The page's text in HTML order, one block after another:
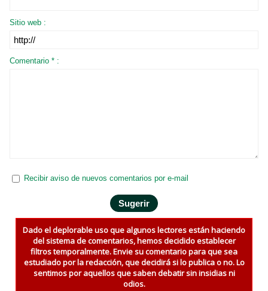
Sitio web :
Comentario * :
Recibir aviso de nuevos comentarios por e-mail
Dado el deplorable uso que algunos lectores están haciendo
del sistema de comentarios, hemos decidido establecer
filtros temporalmente. Envie su comentario para que sea
estudiado por la redacción, que decidirá si lo publica o no. Lo
sentimos por aquellos que saben debatir sin insidias ni
odios.